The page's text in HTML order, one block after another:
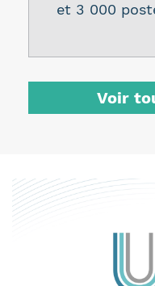
et 3 000
Voir